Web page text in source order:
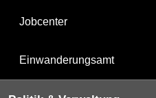
Jobcenter
Einwanderungsamt